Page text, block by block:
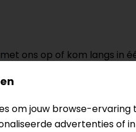
met ons op of kom langs in
& passen en staan
om jouw browse-ervaring
advertenties of